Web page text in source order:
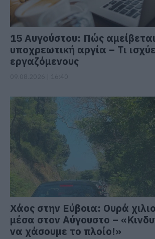
15 Αυγούστου: Πώς
υποχρεωτική αργία – Τι
εργαζόμενους
Χάος στην Εύβοια: Ουρά
μέσα στον Αύγουστο –
να χάσουμε το πλοίο!»